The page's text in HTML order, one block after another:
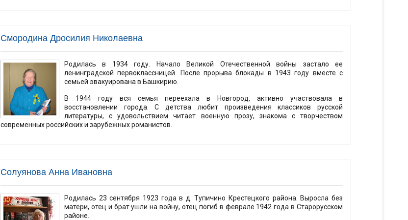
Смородина Дросилия Николаевна
Родилась в 1934 году. Начало Великой Отечественной войны застало ее
ленинградской первоклассницей. После прорыва блокады в 1943 году вместе с
семьей эвакуирована в Башкирию.
В 1944 году вся семья переехала в Новгород, активно участвовала в
восстановлении города. С детства любит произведения классиков русской
литературы, с удовольствием читает военную прозу, знакома с творчеством
современных российских и зарубежных романистов.
Солуянова Анна Ивановна
Родилась 23 сентября 1923 года в д. Тупичино Крестецкого района. Выросла без
матери, отец и брат ушли на войну, отец погиб в феврале 1942 года в Старорусском
районе.